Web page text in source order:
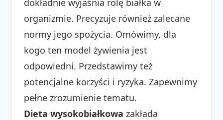
organizmie. Precyzuje również zalecane
normy jego spożycia. Omówimy, dla
kogo ten model żywienia jest
odpowiedni. Przedstawimy też
potencjalne korzyści i ryzyka. Zapewnimy
pełne zrozumienie tematu.
Dieta wysokobiałkowa zakłada